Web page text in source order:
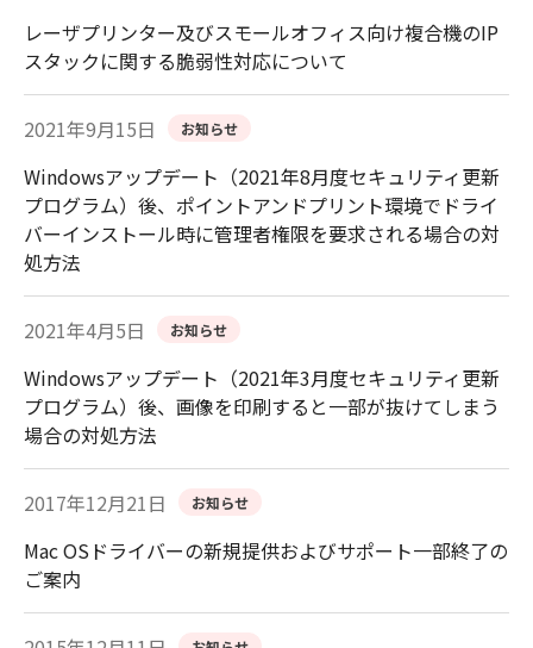
レーザプリンター及びスモールオフィス向け複合機のIP
スタックに関する脆弱性対応について
2021年9月15日 お知らせ
Windowsアップデート（2021年8月度セキュリティ更新
プログラム）後、ポイントアンドプリント環境でドライ
バーインストール時に管理者権限を要求される場合の対
処方法
2021年4月5日 お知らせ
Windowsアップデート（2021年3月度セキュリティ更新
プログラム）後、画像を印刷すると一部が抜けてしまう
場合の対処方法
2017年12月21日 お知らせ
Mac OSドライバーの新規提供およびサポート一部終了の
ご案内